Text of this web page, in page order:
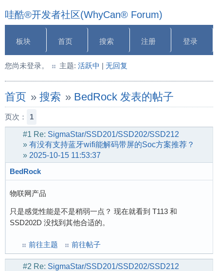
哇酷®开发者社区(WhyCan® Forum)
板块 首页 搜索 注册 登录
您尚未登录。 主题: 活跃中 | 无回复
首页 » 搜索 » BedRock 发表的帖子
页次： 1
#1 Re: SigmaStar/SSD201/SSD202/SSD212
» 有没有支持蓝牙wifi能解码带屏的Soc方案推荐？
» 2025-10-15 11:53:37
BedRock
物联网产品
只是感觉性能是不是稍弱一点？ 现在就看到 T113 和
SSD202D 没找到其他合适的。
前往主题 前往帖子
#2 Re: SigmaStar/SSD201/SSD202/SSD212